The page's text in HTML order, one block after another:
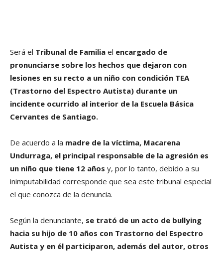
Será el Tribunal de Familia el encargado de
pronunciarse sobre los hechos que dejaron con
lesiones en su recto a un niño con condición TEA
(Trastorno del Espectro Autista) durante un
incidente ocurrido al interior de la Escuela Básica
Cervantes de Santiago.
De acuerdo a la madre de la víctima, Macarena
Undurraga, el principal responsable de la agresión es
un niño que tiene 12 años y, por lo tanto, debido a su
inimputabilidad corresponde que sea este tribunal especial
el que conozca de la denuncia.
Según la denunciante, se trató de un acto de bullying
hacia su hijo de 10 años con Trastorno del Espectro
Autista y en él participaron, además del autor, otros